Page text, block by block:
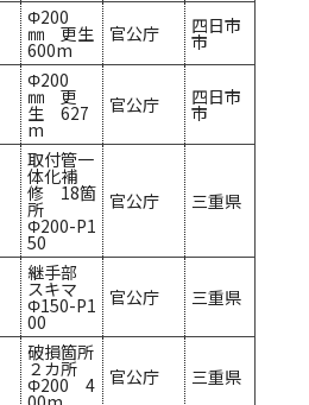
Φ200
㎜ 更生
600m
官公庁 四日市
市
Φ200
㎜ 更
生 627
m
官公庁 四日市
市
取付管一
体化補
修 18箇
所
Φ200-P1
50
官公庁 三重県
継手部
スキマ
Φ150-P1
00
官公庁 三重県
破損箇所
２カ所
Φ200 4 官公庁 三重県